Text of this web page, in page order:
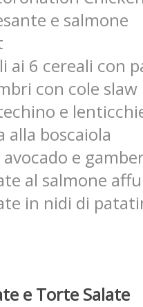
e salmone
ai 6 cereali con
con cole slaw
e
alla boscaiola
e
al salmone
in nidi di
e Torte Salate